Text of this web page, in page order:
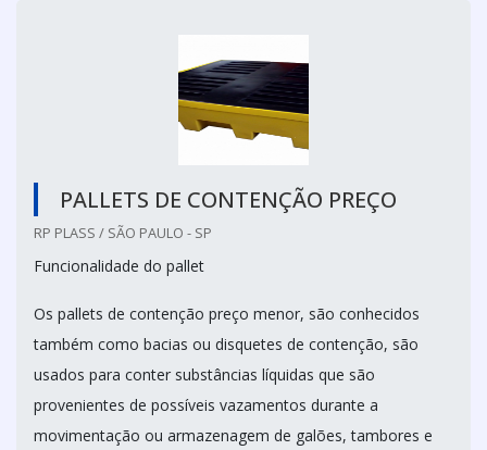
PALLETS DE CONTENÇÃO PREÇO
RP PLASS / SÃO PAULO - SP
Funcionalidade do pallet
Os pallets de contenção preço menor, são conhecidos
também como bacias ou disquetes de contenção, são
usados para conter substâncias líquidas que são
provenientes de possíveis vazamentos durante a
movimentação ou armazenagem de galões, tambores e